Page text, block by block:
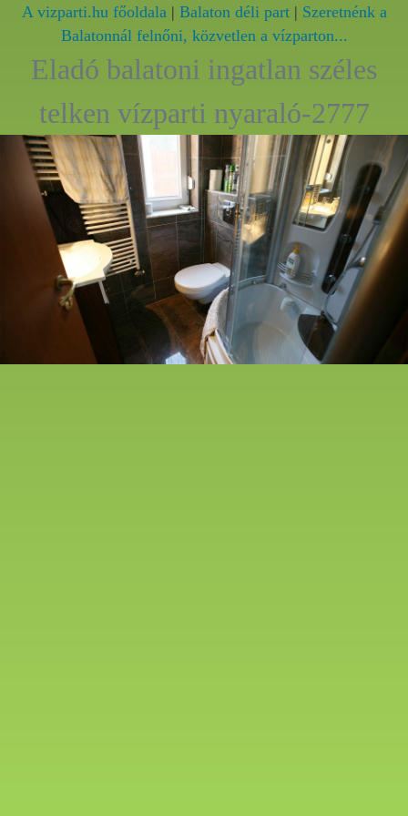
A vizparti.hu főoldala| Balaton déli part| Szeretnénk a
Balatonnál felnőni, közvetlen a vízparton...
Eladó balatoni ingatlan széles
telken vízparti nyaraló-2777